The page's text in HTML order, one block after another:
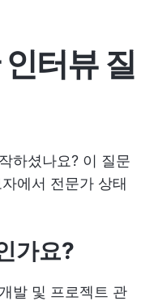
터뷰 질
하셨나요? 이 질문
에서 전문가 상태
가요?
발 및 프로젝트 관